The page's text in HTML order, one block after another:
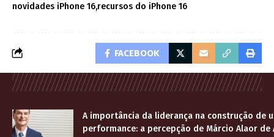
novidades iPhone 16 recursos do iPhone 16
FACEBOOK
A importância da liderança na construção de
performance: a percepção de Márcio Alaor de